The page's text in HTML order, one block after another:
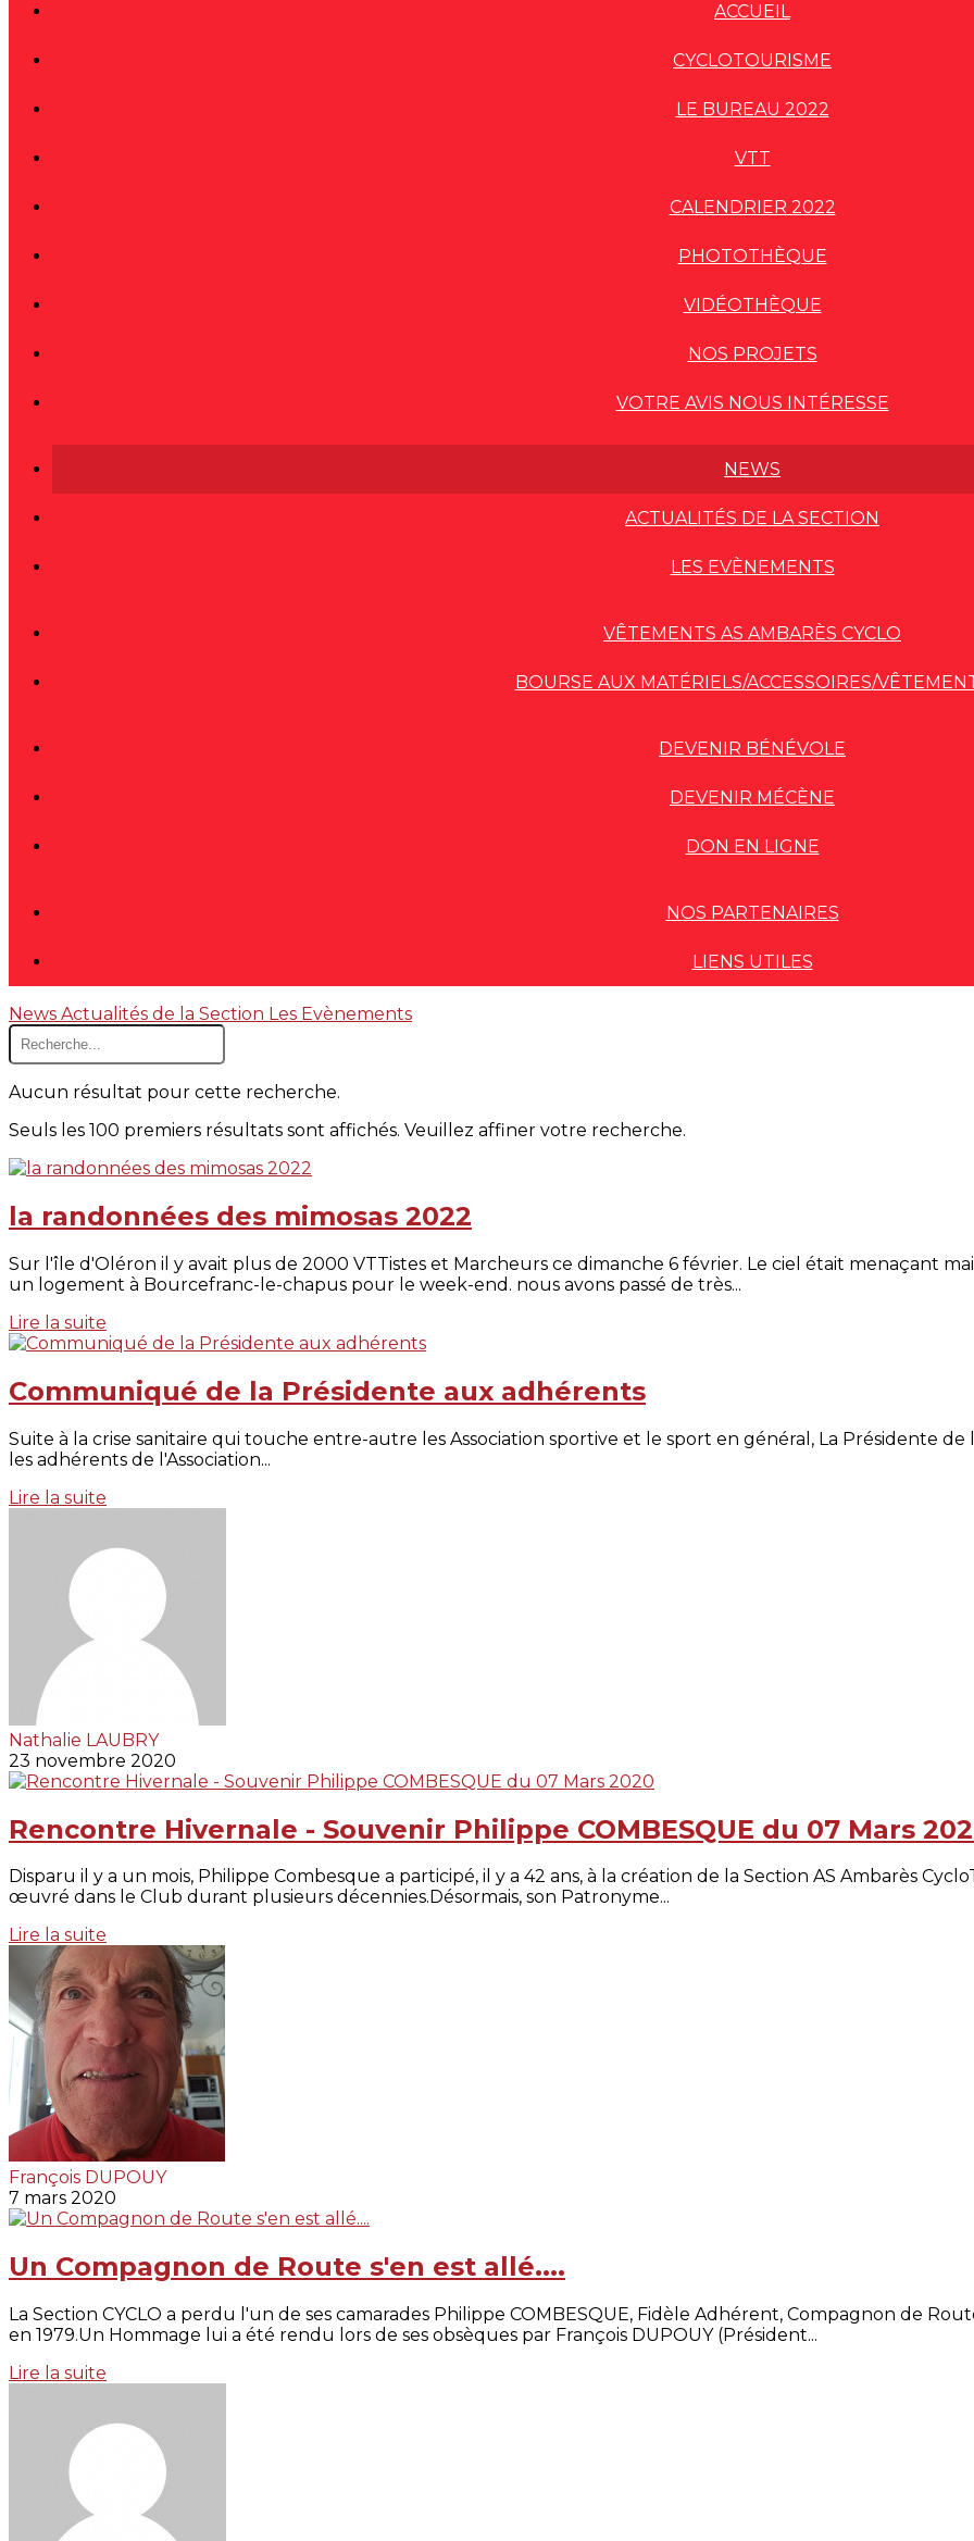
ACCUEIL
CYCLOTOURISME
LE BUREAU 2022
VTT
CALENDRIER 2022
PHOTOTHÈQUE
VIDÉOTHÈQUE
NOS PROJETS
VOTRE AVIS NOUS INTÉRESSE
NEWS
ACTUALITÉS DE LA SECTION
LES EVÈNEMENTS
VÊTEMENTS AS AMBARÈS CYCLO
BOURSE AUX MATÉRIELS/ACCESSOIRES/
DEVENIR BÉNÉVOLE
DEVENIR MÉCÈNE
DON EN LIGNE
NOS PARTENAIRES
LIENS UTILES
News Actualités de la Section Les Evènements
Aucun résultat pour cette recherche.
Seuls les 100 premiers résultats sont affichés. Veuillez affiner votre recherche.
la randonnées des mimosas 2022
Sur l'île d'Oléron il y avait plus de 2000 VTTistes et Marcheurs ce dimanche 6 février. Le ciel était menaçant
un logement à Bourcefranc-le-chapus pour le week-end. nous avons passé de très...
Lire la suite
Communiqué de la Présidente aux adhérents
Suite à la crise sanitaire qui touche entre-autre les Association sportive et le sport en général, La Présidente de
les adhérents de l'Association...
Lire la suite
Nathalie LAUBRY
23 novembre 2020
Rencontre Hivernale - Souvenir Philippe COMBESQUE du 07 Mars
Disparu il y a un mois, Philippe Combesque a participé, il y a 42 ans, à la création de la Section AS Ambarès
œuvré dans le Club durant plusieurs décennies.Désormais, son Patronyme...
Lire la suite
François DUPOUY
7 mars 2020
Un Compagnon de Route s'en est allé....
La Section CYCLO a perdu l'un de ses camarades Philippe COMBESQUE, Fidèle Adhérent, Compagnon de
en 1979.Un Hommage lui a été rendu lors de ses obsèques par François DUPOUY (Président...
Lire la suite